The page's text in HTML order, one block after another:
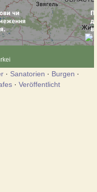
· Sanatorien · Burgen ·
· Veröffentlicht